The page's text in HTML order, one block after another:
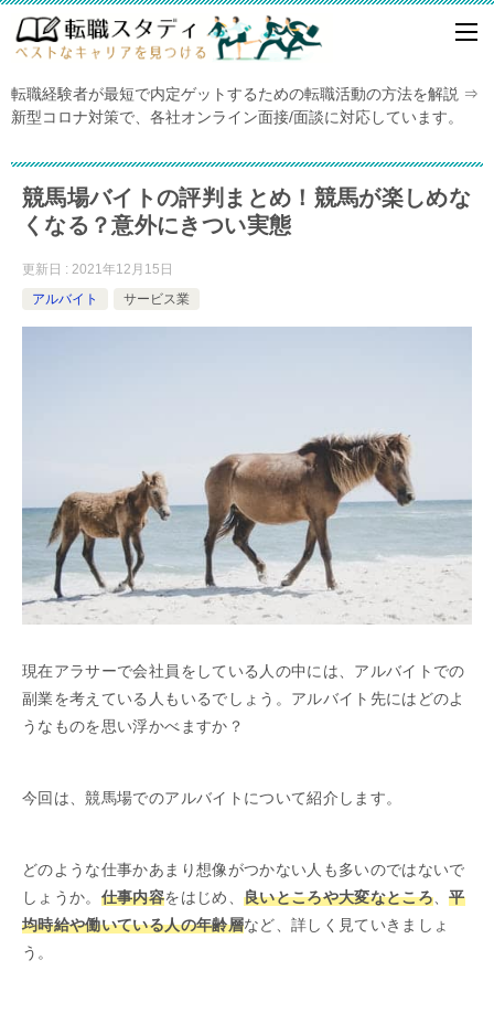
転職経験者が最短で内定ゲットするための転職活動の方法を解説 ⇒
新型コロナ対策で、各社オンライン面接/面談に対応しています。
競馬場バイトの評判まとめ！競馬が楽しめな
くなる？意外にきつい実態
更新日 : 2021年12月15日
アルバイト
サービス業
現在アラサーで会社員をしている人の中には、アルバイトでの
副業を考えている人もいるでしょう。アルバイト先にはどのよ
うなものを思い浮かべますか？
今回は、競馬場でのアルバイトについて紹介します。
どのような仕事かあまり想像がつかない人も多いのではないで
しょうか。 仕事内容をはじめ、 良いところや大変なところ 、平
均時給や働いている人の年齢層など、詳しく見ていきましょ
う。